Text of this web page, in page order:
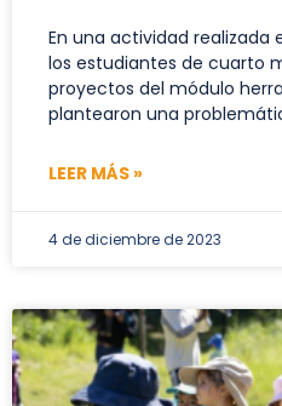
En una actividad realizada
los estudiantes de cuarto
proyectos del módulo
plantearon una
LEER MÁS »
4 de diciembre de 2023